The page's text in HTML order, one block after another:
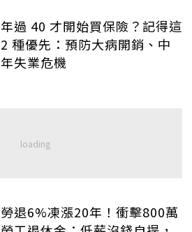
年過 40 才開始買保險？記得這
2 種優先：預防大病開銷、中
年失業危機
勞退6%凍漲20年！衝擊800萬